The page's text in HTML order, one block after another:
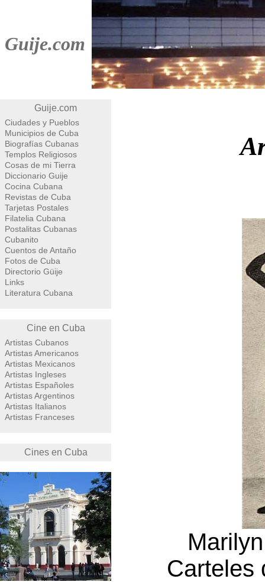
Guije.com
Guije.com
Ciudades y Pueblos
Municipios de Cuba
Biografías Cubanas
Templos Religiosos
Cosas de mi Tierra
Diccionario Guije
Cocina Cubana
Revistas de Cuba
Tarjetas Postales
Filatelia Cubana
Postalitas Cubanas
Cubanito
Cuentos de Antaño
Fotos de Cuba
Directorio Güije
Links
Literatura Cubana
Cine en Cuba
Artistas Cubanos
Artistas Americanos
Artistas Mexicanos
Artistas Ingleses
Artistas Españoles
Artistas Argentinos
Artistas Italianos
Artistas Franceses
Cines en Cuba
Carteles